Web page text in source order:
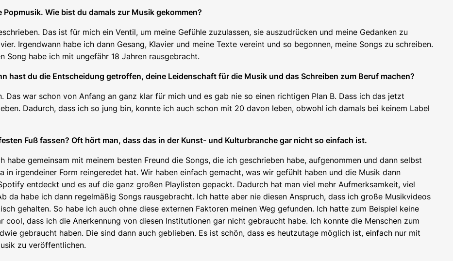
Wie bist du damals zur Musik gekommen?
Das ist für mich ein Ventil, um meine Gefühle zuzulassen, sie auszudrücken und meine Gedanken zu
Irgendwann habe ich dann Gesang, Klavier und meine Texte vereint und so begonnen, meine Songs zu schreiben.
Song habe ich mit ungefähr 18 Jahren rausgebracht.
hast du die Entscheidung getroffen, deine Leidenschaft für die Musik und das Schreiben zum Beruf machen?
war schon von Anfang an ganz klar für mich und es gab nie so einen richtigen Plan B. Dass ich das jetzt
Dadurch, dass ich so jung bin, konnte ich auch schon mit 20 davon leben, obwohl ich damals bei keinem Label
Fuß fassen? Oft hört man, dass das in der Kunst- und Kulturbranche gar nicht so einfach ist.
habe gemeinsam mit meinem besten Freund die Songs, die ich geschrieben habe, aufgenommen und dann selbst
in irgendeiner Form reingeredet hat. Wir haben einfach gemacht, was wir gefühlt haben und die Musik dann
entdeckt und es auf die ganz großen Playlisten gepackt. Dadurch hat man viel mehr Aufmerksamkeit, viel
da habe ich dann regelmäßig Songs rausgebracht. Ich hatte aber nie diesen Anspruch, dass ich große Musikvideos
gehalten. So habe ich auch ohne diese externen Faktoren meinen Weg gefunden. Ich hatte zum Beispiel keine
cool, dass ich die Anerkennung von diesen Institutionen gar nicht gebraucht habe. Ich konnte die Menschen zum
gebraucht haben. Die sind dann auch geblieben. Es ist schön, dass es heutzutage möglich ist, einfach nur mit
zu veröffentlichen.